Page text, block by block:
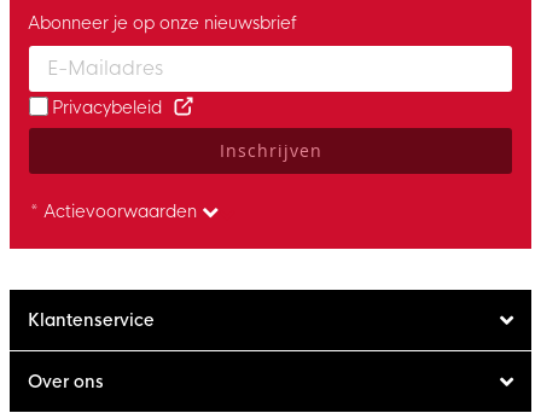
Enter your email and accept the privacy policy to subscribe to
Abonneer je op onze nieuwsbrief
Privacybeleid
Inschrijven
* Actievoorwaarden
Klantenservice
Over ons